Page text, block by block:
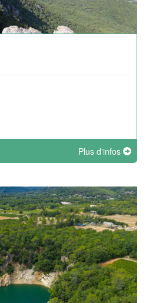
Plus d'infos